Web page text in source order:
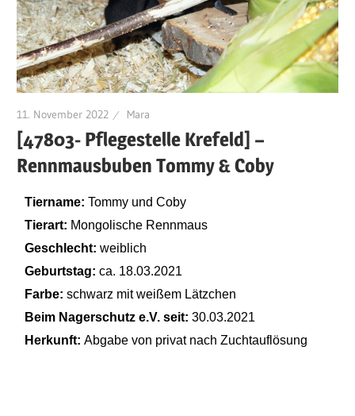
11. November 2022 Mara
[47803- Pflegestelle Krefeld] –
Rennmausbuben Tommy & Coby
Tiername: Tommy und Coby
Tierart: Mongolische Rennmaus
Geschlecht:weiblich
Geburtstag:ca. 18.03.2021
Farbe: schwarz mit weißem Lätzchen
Beim Nagerschutz e.V. seit: 30.03.2021
Herkunft: Abgabe von privat nach Zuchtauflösung